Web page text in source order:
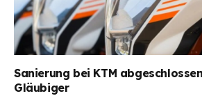
Sanierung bei KTM
Gläubiger